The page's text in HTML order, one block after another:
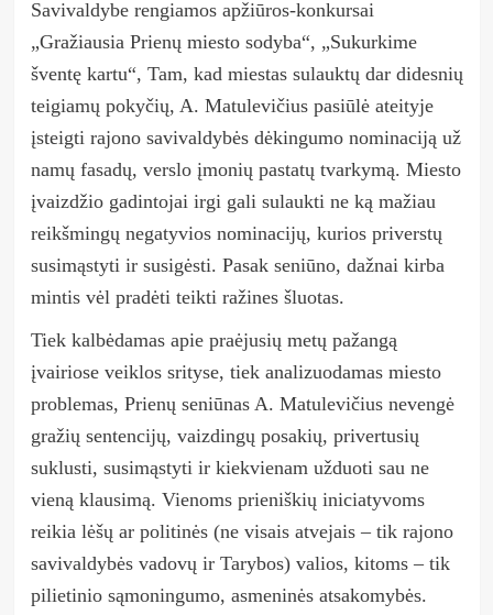
Savivaldybe rengiamos apžiūros-konkursai
„Gražiausia Prienų miesto sodyba“, „Sukurkime
šventę kartu“, Tam, kad miestas sulauktų dar didesnių
teigiamų pokyčių, A. Matulevičius pasiūlė ateityje
įsteigti rajono savivaldybės dėkingumo nominaciją už
namų fasadų, verslo įmonių pastatų tvarkymą. Miesto
įvaizdžio gadintojai irgi gali sulaukti ne ką mažiau
reikšmingų negatyvios nominacijų, kurios priverstų
susimąstyti ir susigėsti. Pasak seniūno, dažnai kirba
mintis vėl pradėti teikti ražines šluotas.
Tiek kalbėdamas apie praėjusių metų pažangą
įvairiose veiklos srityse, tiek analizuodamas miesto
problemas, Prienų seniūnas A. Matulevičius nevengė
gražių sentencijų, vaizdingų posakių, privertusių
suklusti, susimąstyti ir kiekvienam užduoti sau ne
vieną klausimą. Vienoms prieniškių iniciatyvoms
reikia lėšų ar politinės (ne visais atvejais –tik rajono
savivaldybės vadovų ir Tarybos) valios, kitoms – tik
pilietinio sąmoningumo, asmeninės atsakomybės.